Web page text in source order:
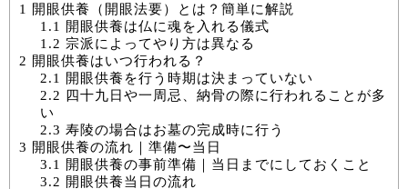
1 開眼供養（開眼法要）とは？簡単に解説
1.1 開眼供養は仏に魂を入れる儀式
1.2 宗派によってやり方は異なる
2 開眼供養はいつ行われる？
2.1 開眼供養を行う時期は決まっていない
2.2 四十九日や一周忌、納骨の際に行われることが多
い
2.3 寿陵の場合はお墓の完成時に行う
3 開眼供養の流れ｜準備〜当日
3.1 開眼供養の事前準備｜当日までにしておくこと
3.2 開眼供養当日の流れ